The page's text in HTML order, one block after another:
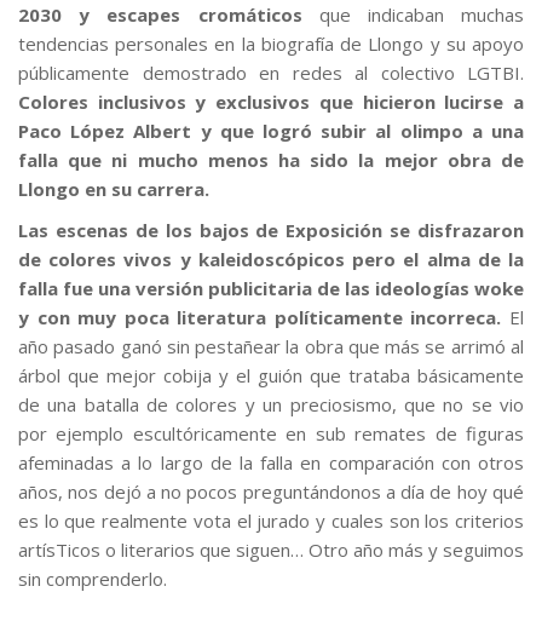
2030 y escapes cromáticos que indicaban muchas
tendencias personales en la biografía de Llongo y su apoyo
públicamente demostrado en redes al colectivo LGTBI.
Colores inclusivos y exclusivos que hicieron lucirse a
Paco López Albert y que logró subir al olimpo a una
falla que ni mucho menos ha sido la mejor obra de
Llongo en su carrera.
Las escenas de los bajos de Exposición se disfrazaron
de colores vivos y kaleidoscópicos pero el alma de la
falla fue una versión publicitaria de las ideologías woke
y con muy poca literatura políticamente incorreca. El
año pasado ganó sin pestañear la obra que más se arrimó al
árbol que mejor cobija y el guión que trataba básicamente
de una batalla de colores y un preciosismo, que no se vio
por ejemplo escultóricamente en sub remates de figuras
afeminadas a lo largo de la falla en comparación con otros
años, nos dejó a no pocos preguntándonos a día de hoy qué
es lo que realmente vota el jurado y cuales son los criterios
artísTicos o literarios que siguen… Otro año más y seguimos
sin comprenderlo.